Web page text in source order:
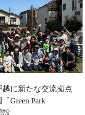
に新たな交流拠点
Green Park
設